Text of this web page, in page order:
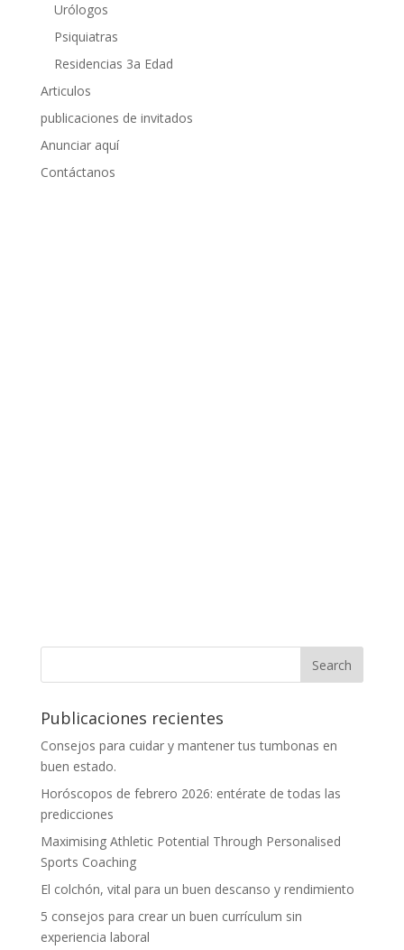
Urólogos
Psiquiatras
Residencias 3a Edad
Articulos
publicaciones de invitados
Anunciar aquí
Contáctanos
Publicaciones recientes
Consejos para cuidar y mantener tus tumbonas en
buen estado.
Horóscopos de febrero 2026: entérate de todas las
predicciones
Maximising Athletic Potential Through Personalised
Sports Coaching
El colchón, vital para un buen descanso y rendimiento
5 consejos para crear un buen currículum sin
experiencia laboral